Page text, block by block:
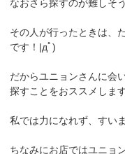
なおさら探すのが難しそ
その人が行ったときは、
です！|дﾟ)
だからユニョンさんに会
探すことをおススメします
私では力になれず、すい
ちなみにお店ではユニョ